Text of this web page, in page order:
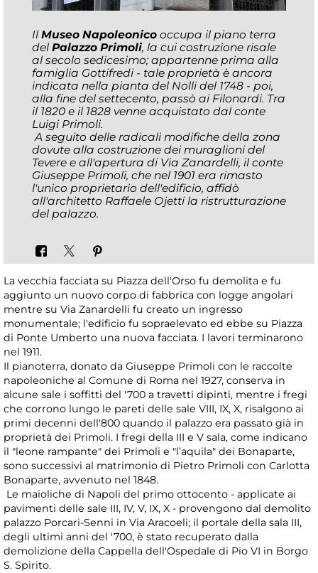
Il Museo Napoleonico occupa il piano terra
del Palazzo Primoli, la cui costruzione risale
al secolo sedicesimo; appartenne prima alla
famiglia Gottifredi - tale proprietà è ancora
indicata nella pianta del Nolli del 1748 - poi,
alla fine del settecento, passò ai Filonardi. Tra
il 1820 e il 1828 venne acquistato dal conte
Luigi Primoli.
A seguito delle radicali modifiche della zona
dovute alla costruzione dei muraglioni del
Tevere e all'apertura di Via Zanardelli, il conte
Giuseppe Primoli, che nel 1901 era rimasto
l'unico proprietario dell'edificio, affidò
all'architetto Raffaele Ojetti la ristrutturazione
del palazzo.
La vecchia facciata su Piazza dell'Orso fu demolita e fu
aggiunto un nuovo corpo di fabbrica con logge angolari
mentre su Via Zanardelli fu creato un ingresso
monumentale; l'edificio fu sopraelevato ed ebbe su Piazza
di Ponte Umberto una nuova facciata. I lavori terminarono
nel 1911.
Il pianoterra, donato da Giuseppe Primoli con le raccolte
napoleoniche al Comune di Roma nel 1927, conserva in
alcune sale i soffitti del '700 a travetti dipinti, mentre i fregi
che corrono lungo le pareti delle sale VIII, IX, X, risalgono ai
primi decenni dell'800 quando il palazzo era passato già in
proprietà dei Primoli. I fregi della III e V sala, come indicano
il "leone rampante" dei Primoli e "l’aquila" dei Bonaparte,
sono successivi al matrimonio di Pietro Primoli con Carlotta
Bonaparte, avvenuto nel 1848.
Le maioliche di Napoli del primo ottocento - applicate ai
pavimenti delle sale III, IV, V, IX, X - provengono dal demolito
palazzo Porcari-Senni in Via Aracoeli; il portale della sala III,
degli ultimi anni del '700, è stato recuperato dalla
demolizione della Cappella dell'Ospedale di Pio VI in Borgo
S. Spirito.